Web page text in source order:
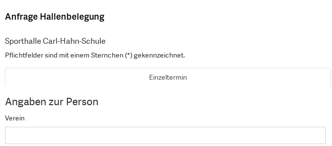
Anfrage Hallenbelegung
Sporthalle Carl-Hahn-Schule
Pflichtfelder sind mit einem Sternchen (*) gekennzeichnet.
Einzeltermin
Angaben zur Person
Verein